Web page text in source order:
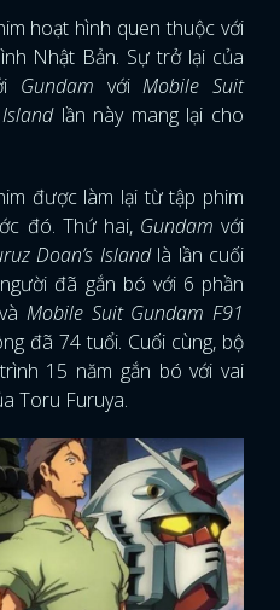
hoạt hình quen thuộc với
Nhật Bản. Sự trở lại của
Gundam vớiMobile Suit
lần này mang lại cho
được làm lại từ tập phim
đó. Thứ hai, Gundamvới
Doan’s Islandlà lần cuối
đã gắn bó với 6 phần
và Mobile Suit Gundam F91
đã 74 tuổi. Cuối cùng, bộ
15 năm gắn bó với vai
Toru Furuya.